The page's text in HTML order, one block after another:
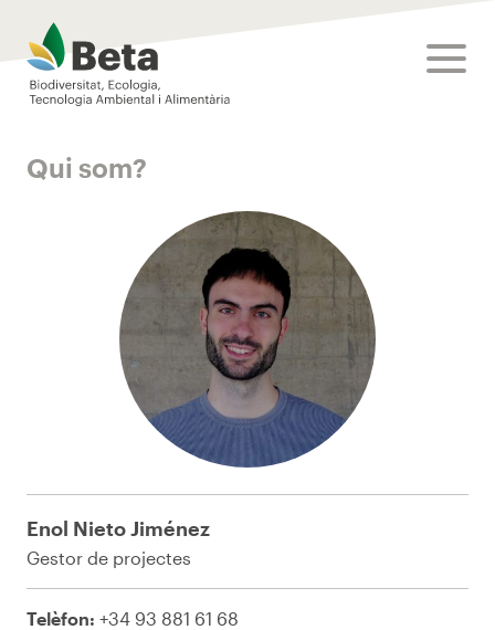
Beta Tech Center
Qui som?
Enol Nieto Jiménez
Gestor de projectes
Telèfon: +34 93 881 61 68